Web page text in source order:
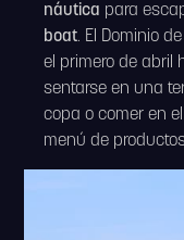
náutica para
boat. El Dominio
el primero de abril
sentarse en una
copa o comer en
menú de